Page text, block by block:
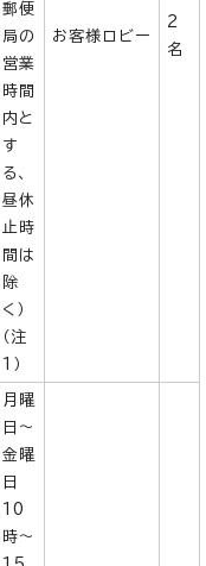
郵便
局の
営業
時間
内と
す
る、
昼休
止時
間は
除
く）
（注
1）
お客様ロビー
2
名
月曜
日～
金曜
日
10
時～